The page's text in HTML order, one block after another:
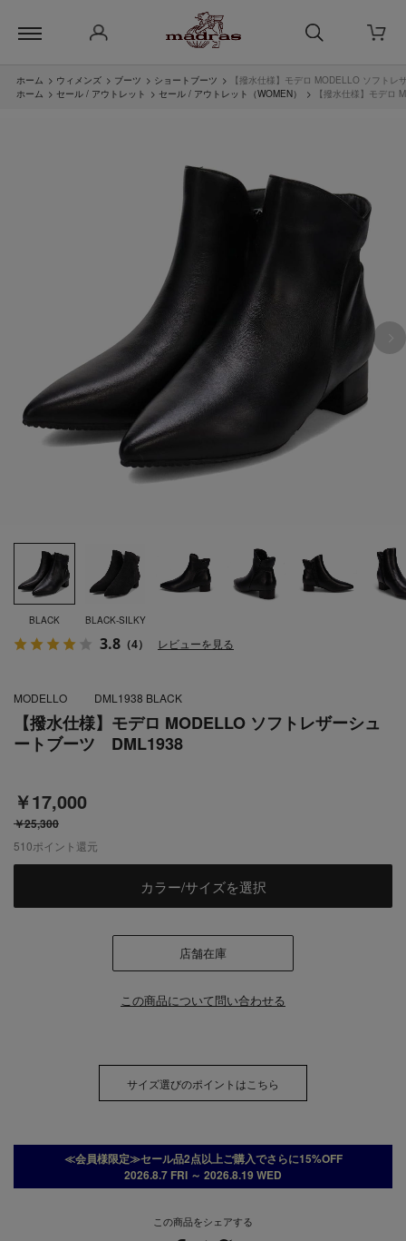
ホーム > ウィメンズ > ブーツ > ショートブーツ >
【撥水仕様】モデロ MODELLO ソフト
ホーム > セール / アウトレット > セール / アウトレット（WOMEN） > 【撥水仕様】モデ
BLACK BLACK-SILKY
【撥水仕様】モデロ MODELLO ソフトレザーシュ
ートブーツ DML1938
3.8 （4） レビューを見る
￥17,000
￥25,300
この商品をシェアする
MODELLO DML1938 BLACK
510ポイント還元
カラー/サイズを選択
店舗在庫
この商品について問い合わせる
サイズ選びのポイントはこちら
≪会員様限定≫セール品2点以上ご購入でさらに15%OFF
2026.8.7 FRI ～ 2026.8.19 WED